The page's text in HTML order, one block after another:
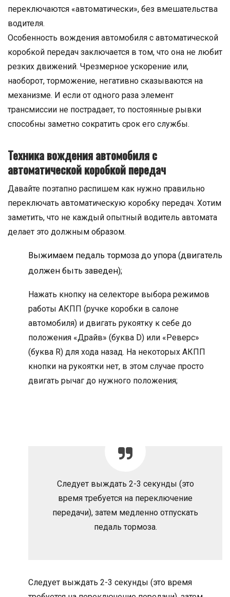
переключаются «автоматически», без вмешательства
водителя.
Особенность вождения автомобиля с автоматической
коробкой передач заключается в том, что она не любит
резких движений. Чрезмерное ускорение или,
наоборот, торможение, негативно сказываются на
механизме. И если от одного раза элемент
трансмиссии не пострадает, то постоянные рывки
способны заметно сократить срок его службы.
Техника вождения автомобиля с
автоматической коробкой передач
Давайте поэтапно распишем как нужно правильно
переключать автоматическую коробку передач. Хотим
заметить, что не каждый опытный водитель автомата
делает это должным образом.
Выжимаем педаль тормоза до упора (двигатель
должен быть заведен);
Нажать кнопку на селекторе выбора режимов
работы АКПП (ручке коробки в салоне
автомобиля) и двигать рукоятку к себе до
положения «Драйв» (буква D) или «Реверс»
(буква R) для хода назад. На некоторых АКПП
кнопки на рукоятки нет, в этом случае просто
двигать рычаг до нужного положения;
Следует выждать 2-3 секунды (это
время требуется на переключение
передачи), затем медленно отпускать
педаль тормоза.
Следует выждать 2-3 секунды (это время